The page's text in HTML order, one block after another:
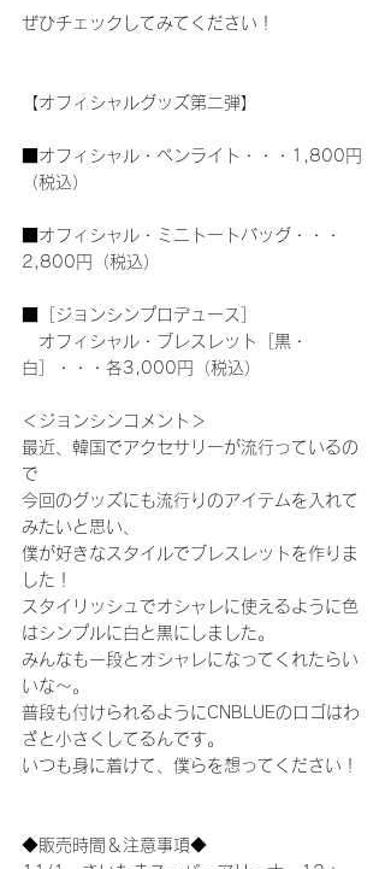
ぜひチェックしてみてください！
【オフィシャルグッズ第二弾】
■オフィシャル・ペンライト・・・1,800円
（税込）
■オフィシャル・ミニトートバッグ・・・
2,800円（税込）
■［ジョンシンプロデュース］
オフィシャル・ブレスレット［黒・
白］・・・各3,000円（税込）
＜ジョンシンコメント＞
最近、韓国でアクセサリーが流行っているの
で
今回のグッズにも流行りのアイテムを入れて
みたいと思い、
僕が好きなスタイルでブレスレットを作りま
した！
スタイリッシュでオシャレに使えるように色
はシンプルに白と黒にしました。
みんなも一段とオシャレになってくれたらい
いな～。
普段も付けられるようにCNBLUEのロゴはわ
ざと小さくしてるんです。
いつも身に着けて、僕らを想ってください！
◆販売時間＆注意事項◆